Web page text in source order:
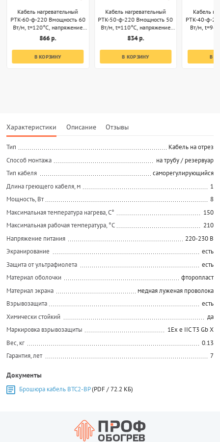
Кабель нагревательный
РТК-60-ф-220 Вмощность 60
Вт/м, t=120°С, напряжение
220В, секции 1м
866 р.
В КОРЗИНУ
Кабель нагревательный
РТК-50-ф-220 Вмощность 50
Вт/м, t=110°С, напряжение
220В, секции 1м
834 р.
В КОРЗИНУ
Кабель
РТК-40-ф-
Вт/м,
В
Характеристики Описание Отзывы
Тип
Кабель на отрез
Способ монтажа
на трубу / резервуар
Тип кабеля
саморегулирующийся
Длина греющего кабеля, м
1
Мощность, Вт
8
Максимальная температура нагрева, С°
150
Максимальная рабочая температура, °C
210
Напряжение питания
220-230 В
Экранирование
есть
Защита от ультрафиолета
есть
Материал оболочки
фторопласт
Материал экрана
медная луженая проволока
Взрывозащита
есть
Химически стойкий
да
Маркировка взрывозащиты
1Ех е IIС Т3 Gb X
Вес, кг
0.13
Гарантия, лет
7
Документы
Брошюра кабель ВТС2-ВР(PDF / 72.2 КБ)